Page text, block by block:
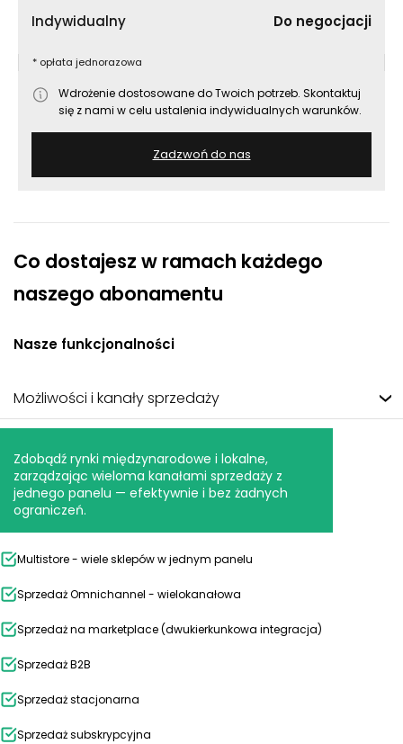
Indywidualny
Do negocjacji
* opłata jednorazowa
Wdrożenie dostosowane do Twoich potrzeb. Skontaktuj
się z nami w celu ustalenia indywidualnych warunków.
Zadzwoń do nas
Co dostajesz w ramach każdego
naszego abonamentu
Nasze funkcjonalności
Możliwości i kanały sprzedaży
Zdobądź rynki międzynarodowe i lokalne,
zarządzając wieloma kanałami sprzedaży z
jednego panelu — efektywnie i bez żadnych
ograniczeń.
Multistore - wiele sklepów w jednym panelu
Sprzedaż Omnichannel - wielokanałowa
Sprzedaż na marketplace (dwukierkunkowa integracja)
Sprzedaż B2B
Sprzedaż stacjonarna
Sprzedaż subskrypcyjna